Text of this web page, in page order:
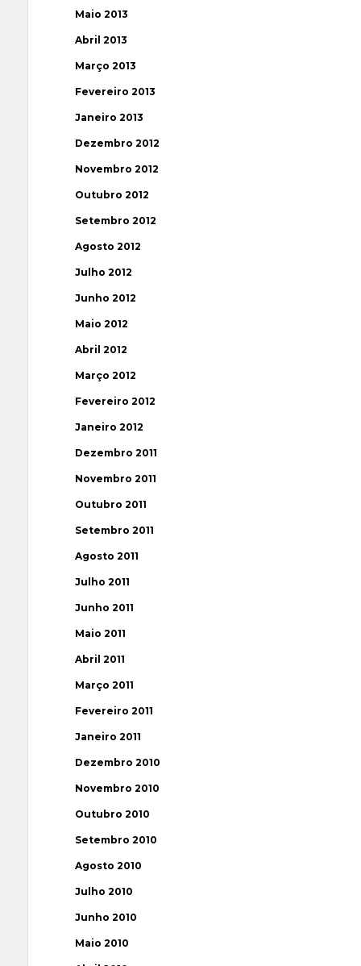
Maio 2013
Abril 2013
Março 2013
Fevereiro 2013
Janeiro 2013
Dezembro 2012
Novembro 2012
Outubro 2012
Setembro 2012
Agosto 2012
Julho 2012
Junho 2012
Maio 2012
Abril 2012
Março 2012
Fevereiro 2012
Janeiro 2012
Dezembro 2011
Novembro 2011
Outubro 2011
Setembro 2011
Agosto 2011
Julho 2011
Junho 2011
Maio 2011
Abril 2011
Março 2011
Fevereiro 2011
Janeiro 2011
Dezembro 2010
Novembro 2010
Outubro 2010
Setembro 2010
Agosto 2010
Julho 2010
Junho 2010
Maio 2010